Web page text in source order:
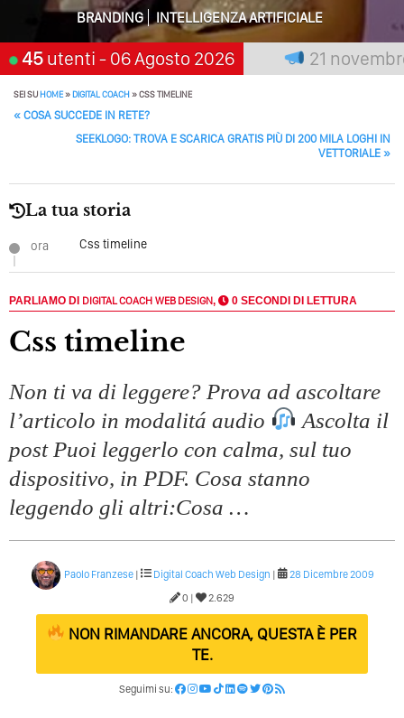
Perché Pubblicare Non Basta Più? Contenuti Di Valore O
Solo Rumore…
Perché Non Guadagni Sui Social Media? Probabilmente
Tutto Peggiorerà
Quali Sono Gli Errori Della Comunicazione Politica? Il
Caso Delle Braccia Incrociate
L’Accademia Del Wedding
BRANDING
INTELLIGENZA ARTIFICIALE
45 utenti - 06 Agosto 2026
chi aspetta, scegli: 21 novembre
SEI SUHOME»DIGITAL COACH»CSS TIMELINE
POST NAVIGATION
« COSA SUCCEDE IN RETE?
SEEKLOGO: TROVA E SCARICA GRATIS PIÙ DI 200 MILA LOGHI IN
VETTORIALE »
La tua storia
ora Css timeline
PARLIAMO DI DIGITAL COACH WEB DESIGN, 0 SECONDI DI LETTURA
Css timeline
Non ti va di leggere? Prova ad ascoltare
l’articolo in modalitá audio
Ascolta il
post Puoi leggerlo con calma, sul tuo
dispositivo, in PDF. Cosa stanno
leggendo gli altri:Cosa …
Paolo Franzese | Digital Coach Web Design |
28 Dicembre 2009
0 |
2.629
NON RIMANDARE ANCORA, QUESTA È PER
TE.
Seguimi su: